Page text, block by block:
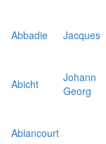
Abbadie
Jacques
Abicht
Johann
Georg
Ablancourt